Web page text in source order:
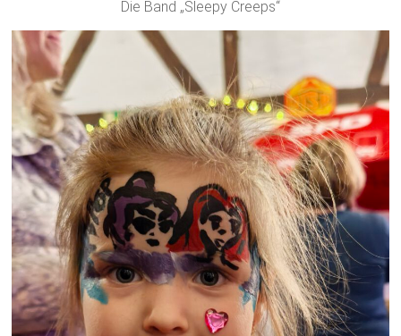
Die Band „Sleepy Creeps“